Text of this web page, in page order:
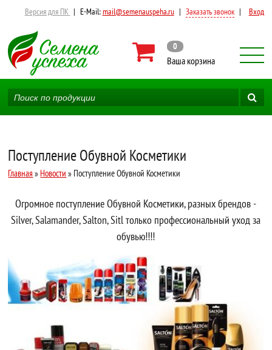
Версия для ПК | E-Mail:mail@semenauspeha.ru | Заказать звонок | Вход
0
Ваша корзина
Поступление Обувной Косметики
Главная » Новости » Поступление Обувной Косметики
Огромное поступление Обувной Косметики, разных брендов -
Silver, Salamander, Salton, Sitl только профессиональный уход за
обувью!!!!